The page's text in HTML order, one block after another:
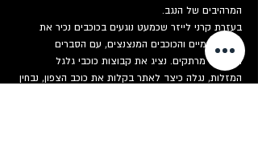
המרהיבים של הנגב.
בעזרת קרני לייזר שכמעט נוגעים בכוכבים נכיר את
כיפת השמיים והכוכבים המנצנצים, עם הסברים
וסיפורים מרתקים. נציג את קבוצות כוכבי גלגל
המזלות, נגלה כיצד לאתר בקלות את כוכב הצפון, נבחין